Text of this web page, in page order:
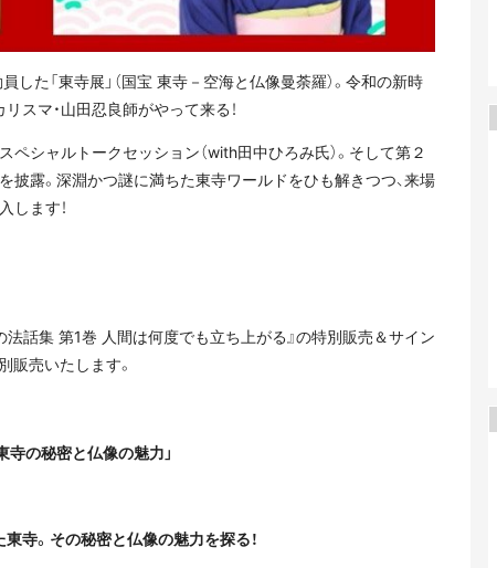
た「東寺展」（国宝 東寺－空海と仏像曼荼羅）。令和の新時
スマ・山田忍良師がやって来る！
シャルトークセッション（with田中ひろみ氏）。そして第２
披露。深淵かつ謎に満ちた東寺ワールドをひも解きつつ、来場
します！
法話集 第1巻 人間は何度でも立ち上がる』の特別販売＆サイン
売いたします。
の秘密と仏像の魅力」
寺。その秘密と仏像の魅力を探る！